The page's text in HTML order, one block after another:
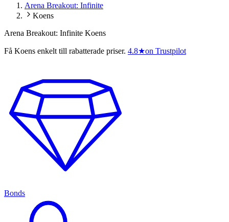
Arena Breakout: Infinite
Koens
Arena Breakout: Infinite Koens
Få Koens enkelt till rabatterade priser. 4.8★on Trustpilot
Bonds